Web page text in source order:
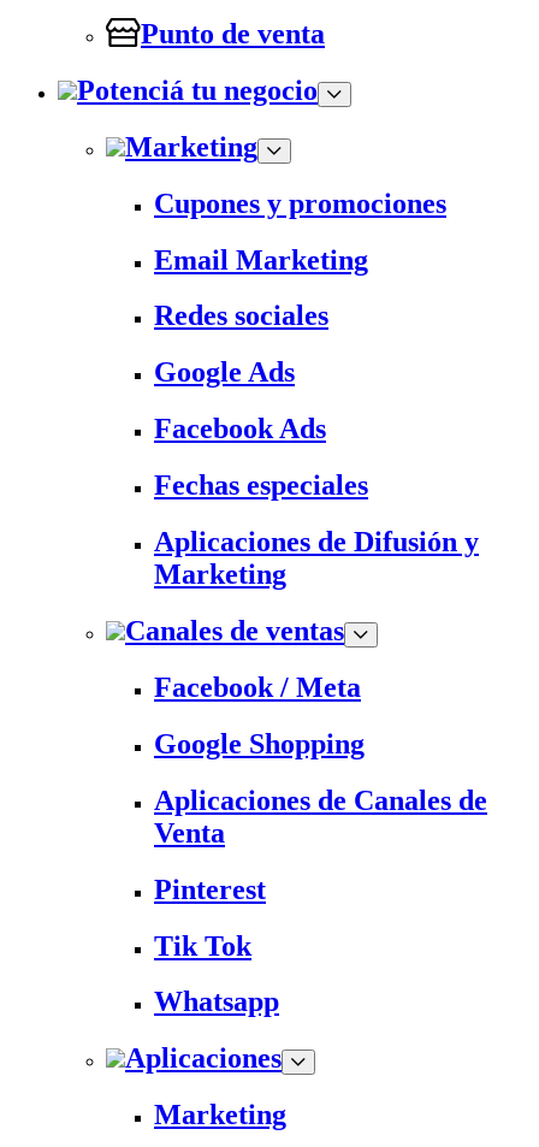
Punto de venta
Potenciá tu negocio
Marketing
Cupones y promociones
Email Marketing
Redes sociales
Google Ads
Facebook Ads
Fechas especiales
Aplicaciones de Difusión y
Marketing
Canales de ventas
Facebook / Meta
Google Shopping
Aplicaciones de Canales de
Venta
Pinterest
Tik Tok
Whatsapp
Aplicaciones
Marketing